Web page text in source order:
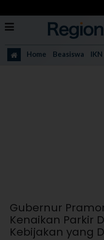
Home Beasiswa
Gubernur
Kenaikan Parkir
Kebijakan yang